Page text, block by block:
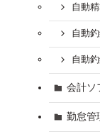
自動
自動
自動
会計ソ
勤怠管